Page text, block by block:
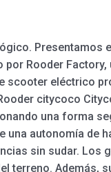
Presentamos
Rooder
scooter eléctrico
citycoco
una forma
una autonomía de
sin sudar. Los
terreno. Además,